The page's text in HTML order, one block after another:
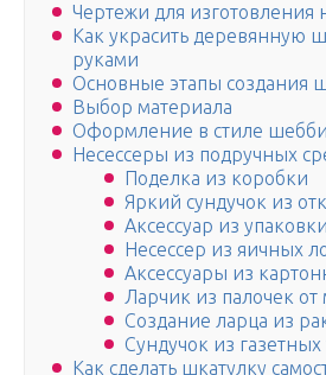
Чертежи для изготовления
Как украсить деревянную
руками
Основные этапы создания
Выбор материала
Оформление в стиле
Несессеры из подручных
Поделка из коробки
Яркий сундучок из
Аксессуар из
Несессер из яичных
Аксессуары из
Ларчик из палочек
Создание ларца из
Сундучок из газетных
Как сделать шкатулку